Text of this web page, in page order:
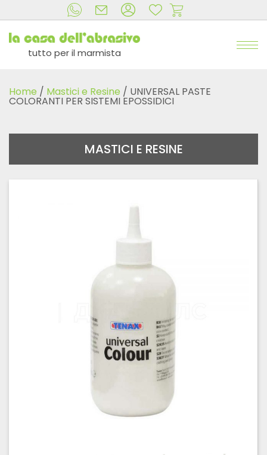
tutto per il marmista
Home / Mastici e Resine / UNIVERSAL PASTE
COLORANTI PER SISTEMI EPOSSIDICI
MASTICI E RESINE